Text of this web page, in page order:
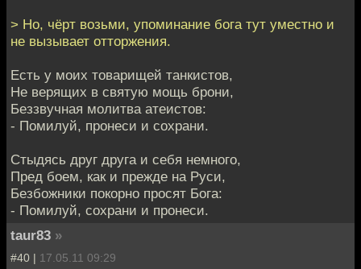
> Но, чёрт возьми, упоминание бога тут уместно и
не вызывает отторжения.
Есть у моих товарищей танкистов,
Не верящих в святую мощь брони,
Беззвучная молитва атеистов:
- Помилуй, пронеси и сохрани.
Стыдясь друг друга и себя немного,
Пред боем, как и прежде на Руси,
Безбожники покорно просят Бога:
- Помилуй, сохрани и пронеси.
taur83 »
#40 | 17.05.11 09:29